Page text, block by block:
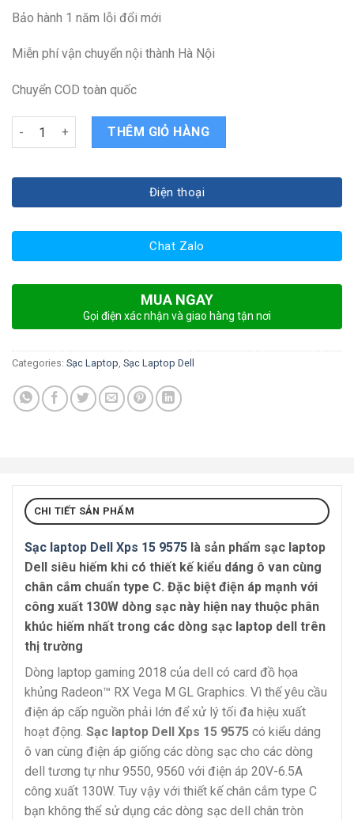
Bảo hành 1 năm lỗi đổi mới
Miễn phí vận chuyển nội thành Hà Nội
Chuyển COD toàn quốc
Sạc laptop Dell Xps 15 9575 quantity
THÊM GIỎ HÀNG
Điện thoại
Chat Zalo
MUA NGAY
Gọi điện xác nhận và giao hàng tận nơi
Categories: Sạc Laptop, Sạc Laptop Dell
CHI TIẾT SẢN PHẨM
Sạc laptop Dell Xps 15 9575 là sản phẩm sạc laptop
Dell siêu hiếm khi có thiết kế kiểu dáng ô van cùng
chân cắm chuẩn type C. Đặc biệt điện áp mạnh với
công xuất 130W dòng sạc này hiện nay thuộc phân
khúc hiếm nhất trong các dòng sạc laptop dell trên
thị trường
Dòng laptop gaming 2018 của dell có card đồ họa
khủng Radeon™ RX Vega M GL Graphics. Vì thế yêu cầu
điện áp cấp nguồn phải lớn để xử lý tối đa hiệu xuất
hoạt động. Sạc laptop Dell Xps 15 9575 có kiểu dáng
ô van cùng điện áp giống các dòng sạc cho các dòng
dell tương tự như 9550, 9560 với điện áp 20V-6.5A
công xuất 130W. Tuy vậy với thiết kế chân cắm type C
bạn không thể sử dụng các dòng sạc dell chân tròn